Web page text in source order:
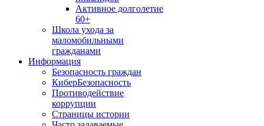
Активное долголетие
60+
Школа ухода за
маломобильными
гражданами
Информация
Безопасность граждан
КиберБезопасность
Противодействие
коррупции
Страницы истории